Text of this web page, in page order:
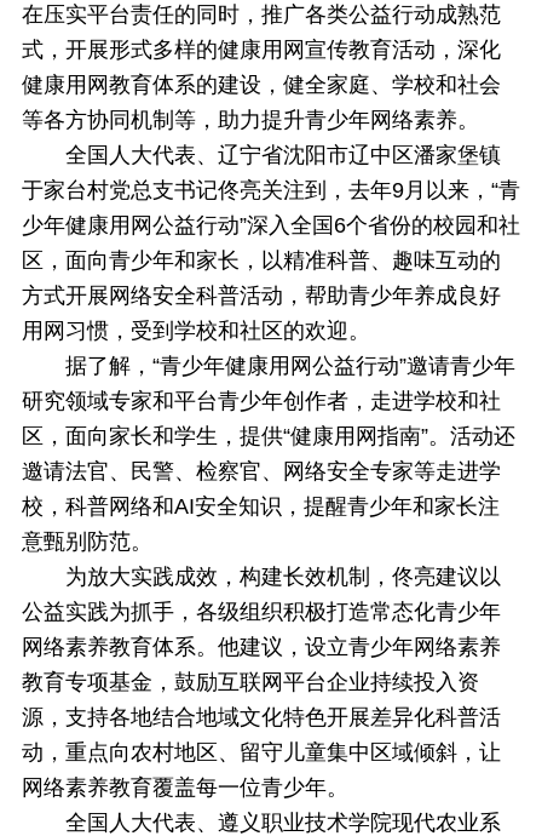
在压实平台责任的同时，推广各类公益行动成熟范
式，开展形式多样的健康用网宣传教育活动，深化
健康用网教育体系的建设，健全家庭、学校和社会
等各方协同机制等，助力提升青少年网络素养。
全国人大代表、辽宁省沈阳市辽中区潘家堡镇
于家台村党总支书记佟亮关注到，去年9月以来，“青
少年健康用网公益行动”深入全国6个省份的校园和社
区，面向青少年和家长，以精准科普、趣味互动的
方式开展网络安全科普活动，帮助青少年养成良好
用网习惯，受到学校和社区的欢迎。
据了解，“青少年健康用网公益行动”邀请青少年
研究领域专家和平台青少年创作者，走进学校和社
区，面向家长和学生，提供“健康用网指南”。活动还
邀请法官、民警、检察官、网络安全专家等走进学
校，科普网络和AI安全知识，提醒青少年和家长注
意甄别防范。
为放大实践成效，构建长效机制，佟亮建议以
公益实践为抓手，各级组织积极打造常态化青少年
网络素养教育体系。他建议，设立青少年网络素养
教育专项基金，鼓励互联网平台企业持续投入资
源，支持各地结合地域文化特色开展差异化科普活
动，重点向农村地区、留守儿童集中区域倾斜，让
网络素养教育覆盖每一位青少年。
全国人大代表、遵义职业技术学院现代农业系